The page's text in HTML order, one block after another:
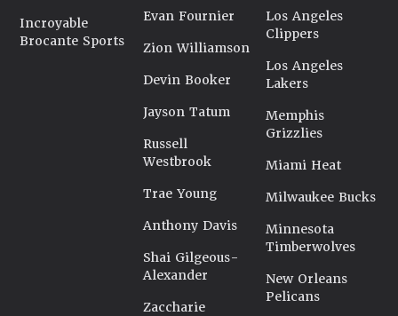
Incroyable
Brocante Sports
Evan Fournier
Zion Williamson
Devin Booker
Jayson Tatum
Russell
Westbrook
Trae Young
Anthony Davis
Shai Gilgeous-
Alexander
Zaccharie
Los Angeles
Clippers
Los Angeles
Lakers
Memphis
Grizzlies
Miami Heat
Milwaukee Bucks
Minnesota
Timberwolves
New Orleans
Pelicans